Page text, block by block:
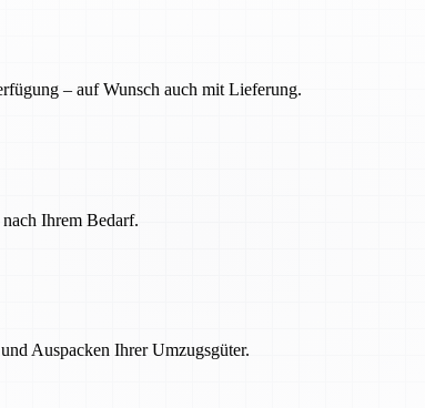
– auf Wunsch auch mit Lieferung.
Ihrem Bedarf.
Auspacken Ihrer Umzugsgüter.